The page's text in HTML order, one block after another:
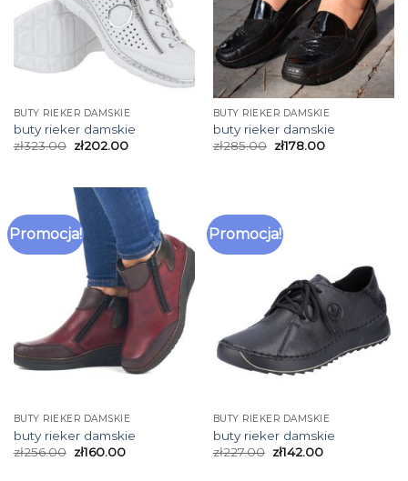
BUTY RIEKER DAMSKIE
buty rieker damskie
zł323.00 zł202.00
BUTY RIEKER DAMSKIE
buty rieker damskie
zł285.00 zł178.00
Promocja!
BUTY RIEKER DAMSKIE
buty rieker damskie
zł256.00 zł160.00
Promocja!
BUTY RIEKER DAMSKIE
buty rieker damskie
zł227.00 zł142.00